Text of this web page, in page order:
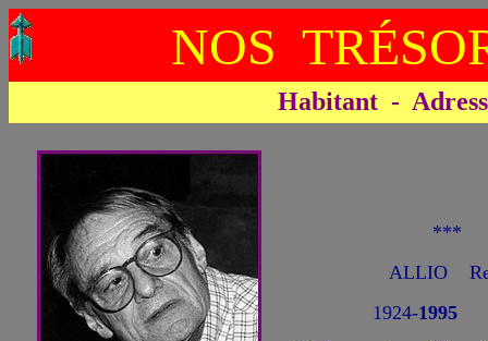
NOS
Habitant -
***
ALLIO
1924-1995